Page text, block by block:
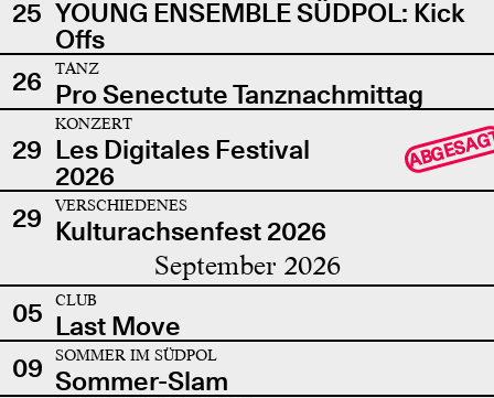
25 YOUNG ENSEMBLE SÜDPOL: Kick
Offs
26
TANZ
Pro Senectute Tanznachmittag
29
KONZERT
Les Digitales Festival
2026
29 VERSCHIEDENES
Kulturachsenfest 2026
September 2026
05 CLUB
Last Move
09
SOMMER IM SÜDPOL
Sommer-Slam